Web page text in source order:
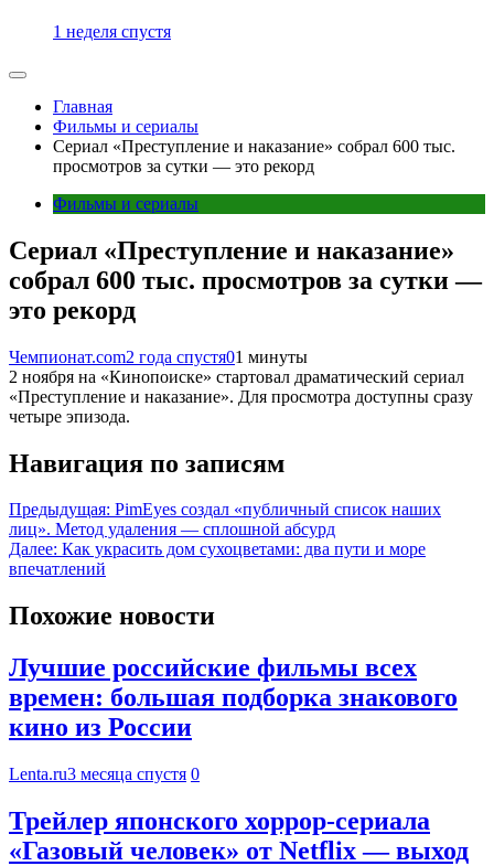
1 неделя спустя
Главная
Фильмы и сериалы
Сериал «Преступление и наказание» собрал 600 тыс.
просмотров за сутки — это рекорд
Фильмы и сериалы
Сериал «Преступление и наказание»
собрал 600 тыс. просмотров за сутки —
это рекорд
Чемпионат.com2 года спустя01 минуты
2 ноября на «Кинопоиске» стартовал драматический сериал
«Преступление и наказание». Для просмотра доступны сразу
четыре эпизода.
Навигация по записям
Предыдущая: PimEyes создал «публичный список наших
лиц». Метод удаления — сплошной абсурд
Далее: Как украсить дом сухоцветами: два пути и море
впечатлений
Похожие новости
Лучшие российские фильмы всех
времен: большая подборка знакового
кино из России
Lenta.ru3 месяца спустя 0
Трейлер японского хоррор-сериала
«Газовый человек» от Netflix — выход